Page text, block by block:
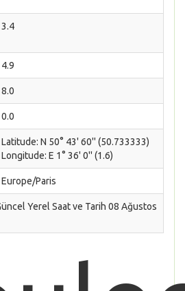
3.4
4.9
8.0
0.0
Latitude: N 50° 43' 60'' (50.733333)
Longitude: E 1° 36' 0'' (1.6)
Europe/Paris
Yerel Saat ve Tarih 08 Ağustos